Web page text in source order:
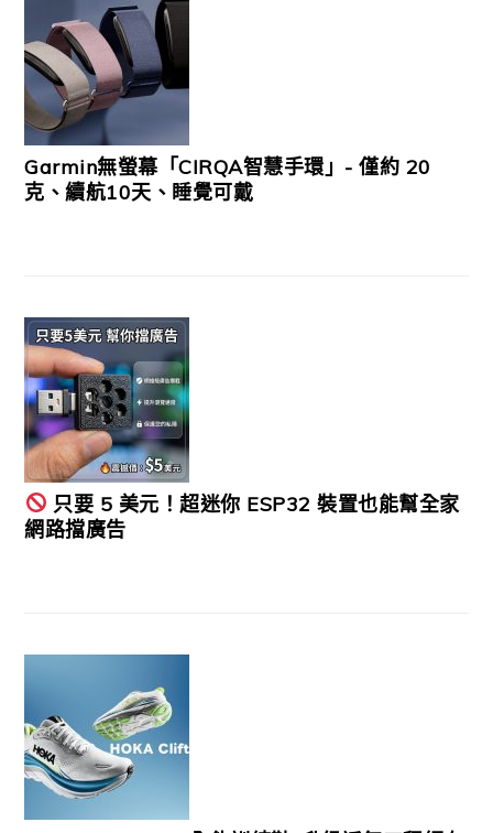
Garmin無螢幕「CIRQA智慧手環」- 僅約 20
克、續航10天、睡覺可戴
只要 5 美元！超迷你 ESP32 裝置也能幫全家
網路擋廣告